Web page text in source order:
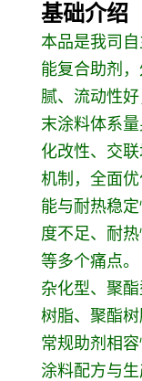
基础介绍
本品是我司
能复合助剂
腻、流动性
末涂料体系
化改性、交
机制，全面
能与耐热稳
度不足、耐
等多个痛点
杂化型、聚
树脂、聚酯
常规助剂相
涂料配方与